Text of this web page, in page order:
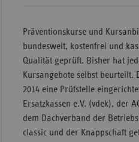
Präventionskurse und
bundesweit, kostenfrei und
Qualität geprüft. Bisher hat
Kursangebote selbst beurteilt.
2014 eine Prüfstelle
Ersatzkassen e.V. (vdek), der
dem Dachverband der
classic und der Knappschaft